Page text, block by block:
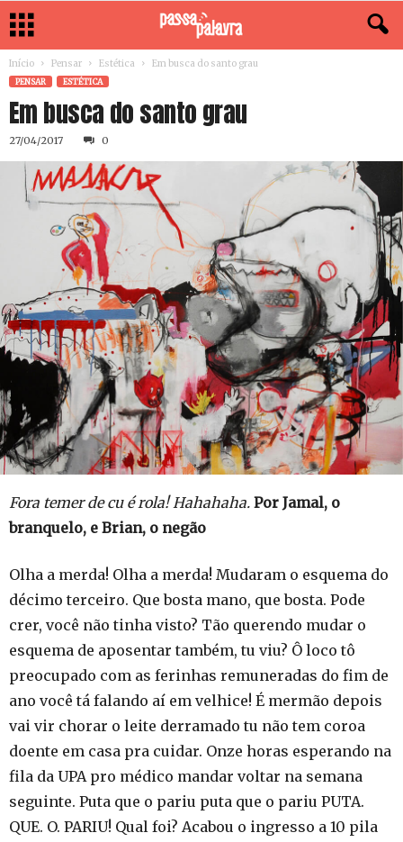
Início Pensar Estética Em busca do santo grau
PENSAR ESTÉTICA
Em busca do santo grau
27/04/2017 0
Fora temer de cu é rola! Hahahaha. Por Jamal, o
branquelo, e Brian, o negão
Olha a merda! Olha a merda! Mudaram o esquema do
décimo terceiro. Que bosta mano, que bosta. Pode
crer, você não tinha visto? Tão querendo mudar o
esquema de aposentar também, tu viu? Ô loco tô
preocupado com as ferinhas remuneradas do fim de
ano você tá falando aí em velhice! É mermão depois
vai vir chorar o leite derramado tu não tem coroa
doente em casa pra cuidar. Onze horas esperando na
fila da UPA pro médico mandar voltar na semana
seguinte. Puta que o pariu puta que o pariu PUTA.
QUE. O. PARIU! Qual foi? Acabou o ingresso a 10 pila